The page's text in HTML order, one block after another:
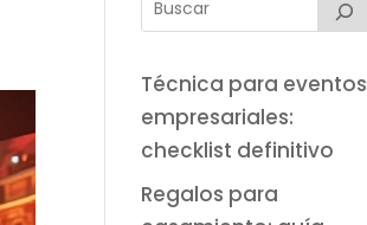
Técnica para eventos
empresariales:
checklist definitivo
Regalos para